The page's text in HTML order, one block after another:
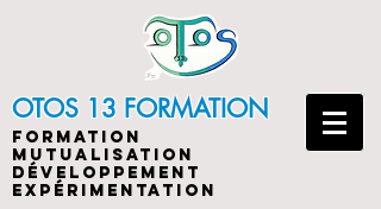
OTOS 13 FORMATION
FORMATION
MUTUALISATION
DÉVELOPPEMENT
EXPÉRIMENTATION